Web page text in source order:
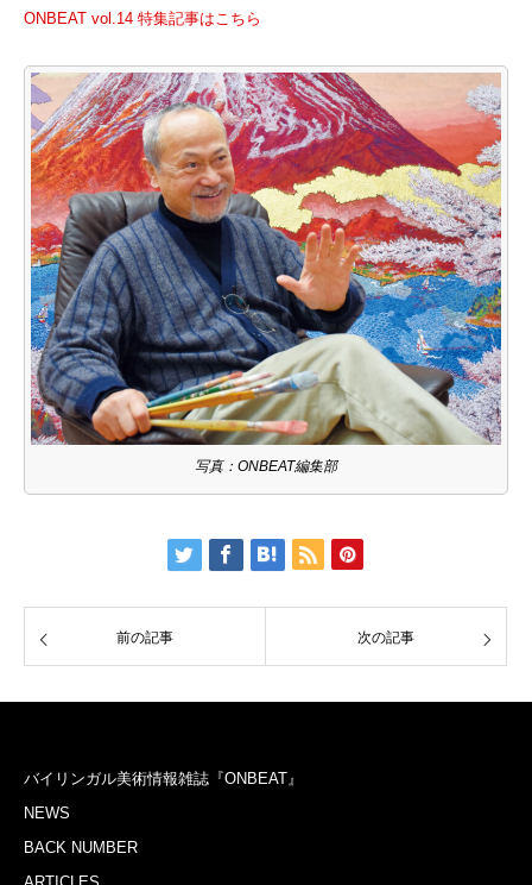
ONBEAT vol.14 特集記事はこちら
写真：ONBEAT編集部
前の記事 次の記事
バイリンガル美術情報雑誌『ONBEAT』
NEWS
BACK NUMBER